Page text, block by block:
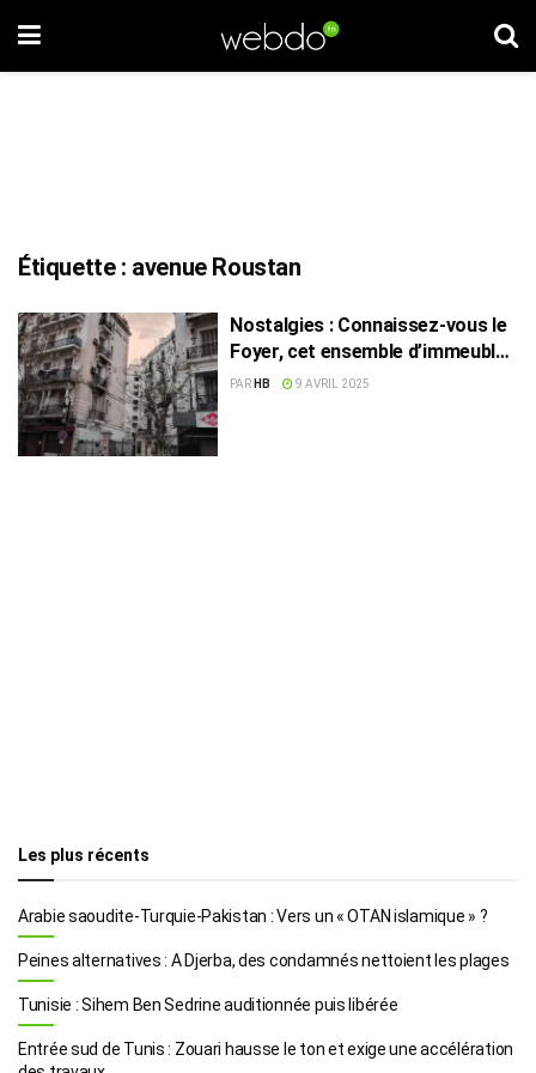
Étiquette : avenue Roustan
Nostalgies : Connaissez-vous le
Foyer, cet ensemble d’immeubles
des années trente ?
PAR HB 9 AVRIL 2025
Les plus récents
Arabie saoudite-Turquie-Pakistan : Vers un « OTAN islamique » ?
Peines alternatives : A Djerba, des condamnés nettoient les plages
Tunisie : Sihem Ben Sedrine auditionnée puis libérée
Entrée sud de Tunis : Zouari hausse le ton et exige une accélération